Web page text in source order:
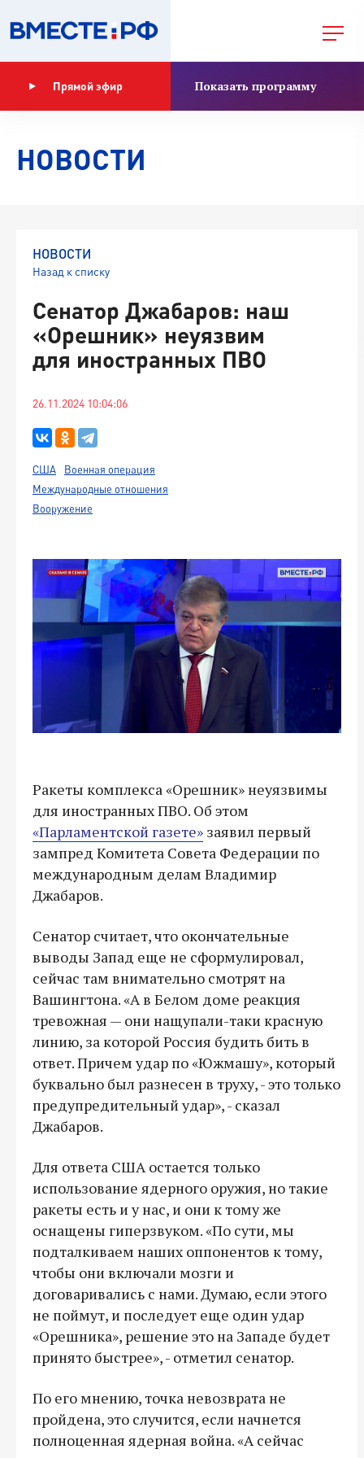
Прямой эфир Показать программу
НОВОСТИ
НОВОСТИ
Назад к списку
Сенатор Джабаров: наш
«Орешник» неуязвим
для иностранных ПВО
26.11.2024 10:04:06
США
Военная операция
Международные отношения
Вооружение
Ракеты комплекса «Орешник» неуязвимы
для иностранных ПВО. Об этом
«Парламентской газете» заявил первый
зампред Комитета Совета Федерации по
международным делам Владимир
Джабаров.
Сенатор считает, что окончательные
выводы Запад еще не сформулировал,
сейчас там внимательно смотрят на
Вашингтона. «А в Белом доме реакция
тревожная — они нащупали-таки красную
линию, за которой Россия будить бить в
ответ. Причем удар по «Южмашу», который
буквально был разнесен в труху, - это только
предупредительный удар», - сказал
Джабаров.
Для ответа США остается только
использование ядерного оружия, но такие
ракеты есть и у нас, и они к тому же
оснащены гиперзвуком. «По сути, мы
подталкиваем наших оппонентов к тому,
чтобы они включали мозги и
договаривались с нами. Думаю, если этого
не поймут, и последует еще один удар
«Орешника», решение это на Западе будет
принято быстрее», - отметил сенатор.
По его мнению, точка невозврата не
пройдена, это случится, если начнется
полноценная ядерная война. «А сейчас